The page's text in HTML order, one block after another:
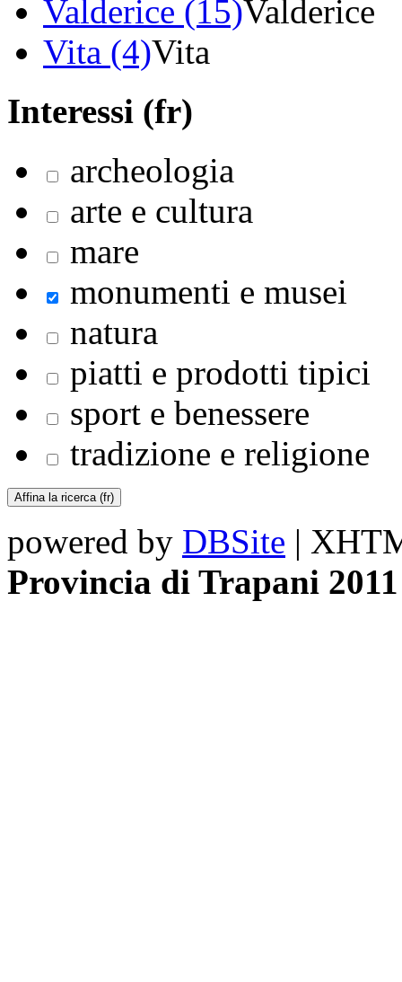
Valderice (15)Valderice
Vita (4)Vita
Interessi (fr)
archeologia
arte e cultura
mare
monumenti e musei
natura
piatti e prodotti tipici
sport e benessere
tradizione e religione
powered by DBSite |
Provincia di Trapani 2011